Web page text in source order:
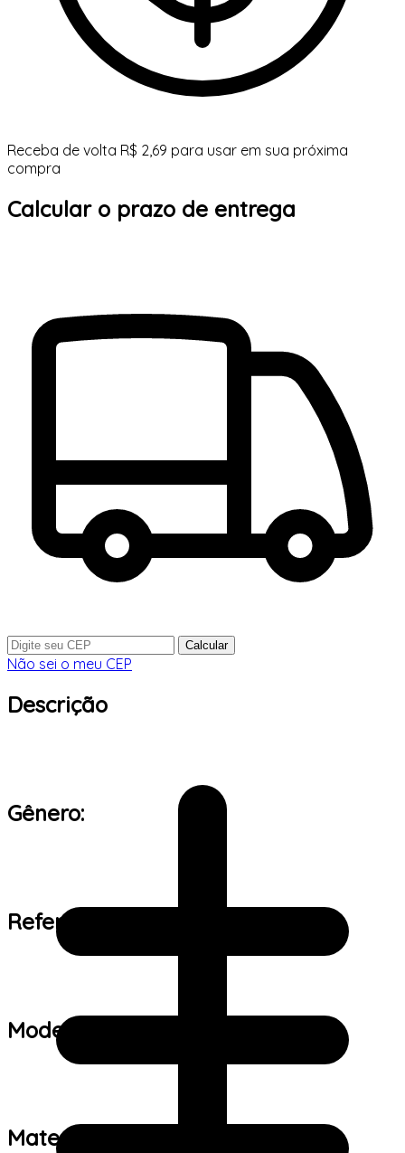
Receba de volta R$ 2,69 para usar em sua próxima
compra
Calcular o prazo de entrega
Calcular
Não sei o meu CEP
Descrição
Gênero:
Referência de tamanho:
Modelo:
Material: